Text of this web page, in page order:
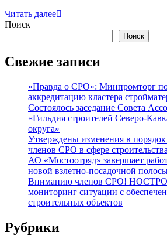
Читать далее
Поиск
Поиск
Свежие записи
«Правда о СРО»: Минпромторг
аккредитацию кластера
Состоялось заседание Совета
«Гильдия строителей Северо-
округа»
Утверждены изменения в порядок
членов СРО в сфере строительства
АО «Мостоотряд» завершает
новой взлетно-посадочной
Вниманию членов СРО!
мониторинг ситуации с
строительных объектов
Рубрики